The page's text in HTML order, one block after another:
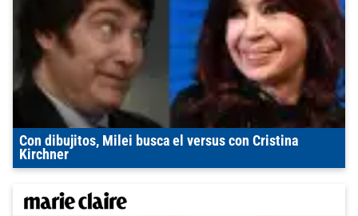
Con dibujitos, Milei busca el versus con Cristina
Kirchner